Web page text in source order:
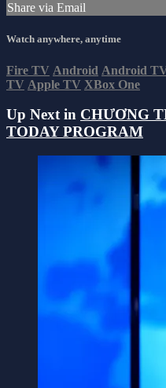
Share via Email
Watch anywhere, anytime
Fire TV Android Android
TV Apple TV XBox One
Up Next in CHƯƠNG
TODAY PROGRAM